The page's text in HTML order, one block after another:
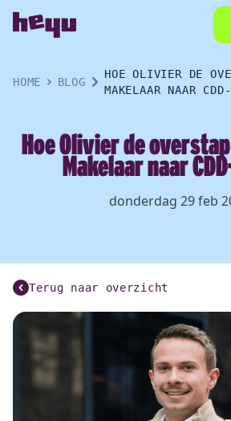
HOME BLOG
HOE OLIVIER DE
MAKELAAR NAAR
Hoe Olivier de
Makelaar naar
donderdag 29 feb
Terug naar overzicht